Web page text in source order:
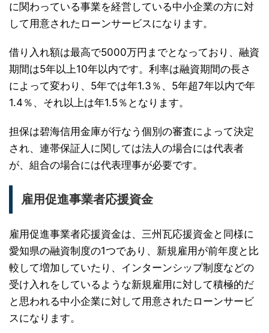
に関わっている事業を経営している中小企業の方に対
して用意されたローンサービスになります。
借り入れ額は最高で5000万円までとなっており、融資
期間は5年以上10年以内です。利率は融資期間の長さ
によって変わり、5年では年1.3％、5年超7年以内で年
1.4％、それ以上は年1.5％となります。
担保は碧海信用金庫が行なう個別の審査によって決定
され、連帯保証人に関しては法人の場合には代表者
が、組合の場合には代表理事が必要です。
雇用促進事業者応援資金
雇用促進事業者応援資金は、三州瓦応援資金と同様に
愛知県の融資制度の1つであり、新規雇用が前年度と比
較して増加していたり、インターンシップ制度などの
受け入れをしているような新規雇用に対して積極的だ
と思われる中小企業に対して用意されたローンサービ
スになります。